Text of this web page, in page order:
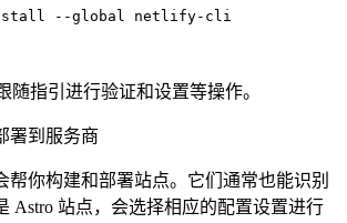
--global netlify-cli
随指引进行验证和设置等操作。
署到服务商
帮你构建和部署站点。它们通常也能识别
Astro 站点，会选择相应的配置设置进行